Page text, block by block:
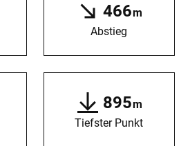
466m
Abstieg
895m
Tiefster Punkt